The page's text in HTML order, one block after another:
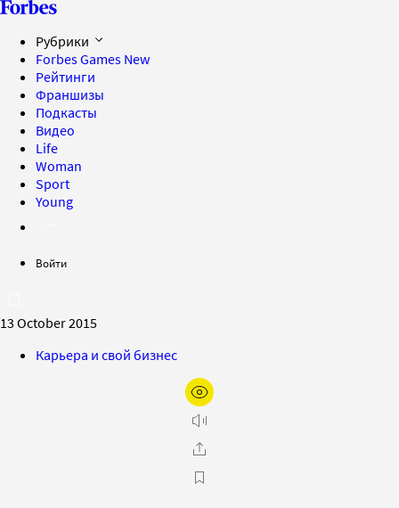
Рубрики
Forbes Games New
Рейтинги
Франшизы
Подкасты
Видео
Life
Woman
Sport
Young
Войти
13 October 2015
Карьера и свой бизнес